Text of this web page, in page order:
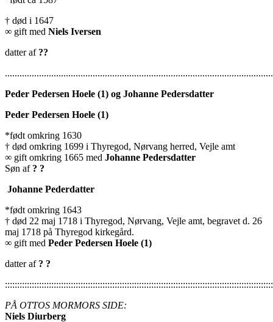
† død i 1647
∞ gift med Niels Iversen
datter af ??
Peder Pedersen Hoele (1) og Johanne Pedersdatter
Peder Pedersen Hoele (1)
*født omkring 1630
† død omkring 1699 i Thyregod, Nørvang herred, Vejle amt
∞ gift omkring 1665 med Johanne Pedersdatter
Søn af? ?
Johanne Pederdatter
*født omkring 1643
† død 22 maj 1718 i Thyregod, Nørvang, Vejle amt, begravet d. 26
maj 1718 på Thyregod kirkegård.
∞ gift med Peder Pedersen Hoele (1)
datter af ? ?
PÅ OTTOS MORMORS SIDE:
Niels Diurberg